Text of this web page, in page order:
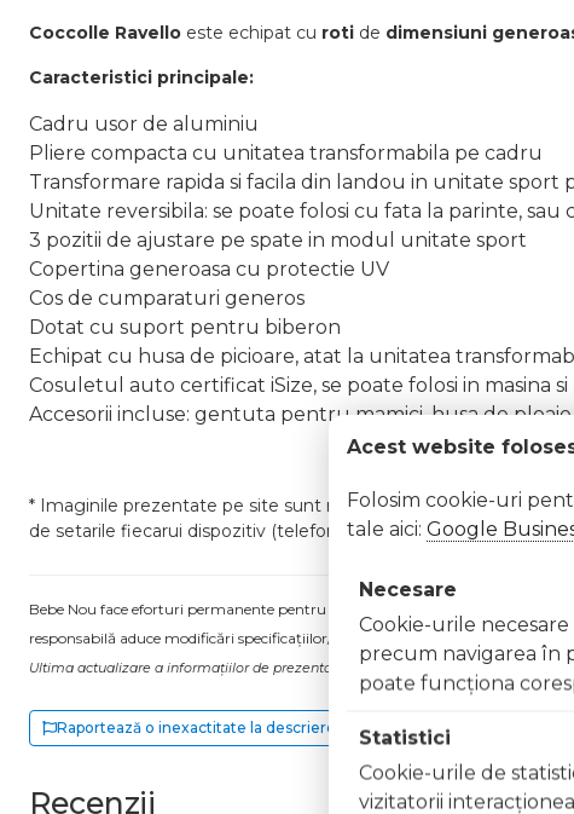
Coccolle Ravello este echipat cu roti de dimensiuni
Caracteristici principale:
Cadru usor de aluminiu
Pliere compacta cu unitatea transformabila pe cadru
Transformare rapida si facila din landou in unitate
Unitate reversibila: se poate folosi cu fata la parinte,
3 pozitii de ajustare pe spate in modul unitate sport
Copertina generoasa cu protectie UV
Cos de cumparaturi generos
Dotat cu suport pentru biberon
Echipat cu husa de picioare, atat la unitatea
Cosuletul auto certificat iSize, se poate folosi in masina
Accesorii incluse: gentuta pentru mamici, husa de
* Imaginile prezentate pe site sunt realizate in studio
de setarile fiecarui dispozitiv (telefon, laptop, Pc) care afiseaza
Bebe Nou face eforturi permanente pentru a păstra informațiile actualizate.
responsabilă aduce modificări specificațiilor/etichetei acestuia, fără a ne
Ultima actualizare a informațiilor de prezentare pentru Carucior ultracompact
Raportează o inexactitate la descriere
Recenzii
Acest website
Folosim cookie-uri
tale aici: Google
Necesare
Cookie-urile
precum navigarea în
poate funcţiona
Statistici
Cookie-urile de
vizitatorii